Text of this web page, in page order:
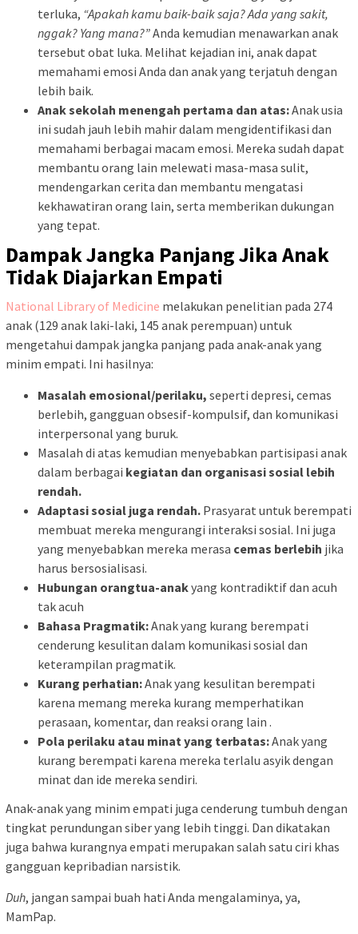
terluka, “Apakah kamu baik-baik saja? Ada yang sakit,
nggak? Yang mana?”Anda kemudian menawarkan anak
tersebut obat luka. Melihat kejadian ini, anak dapat
memahami emosi Anda dan anak yang terjatuh dengan
lebih baik.
Anak sekolah menengah pertama dan atas:Anak usia
ini sudah jauh lebih mahir dalam mengidentifikasi dan
memahami berbagai macam emosi. Mereka sudah dapat
membantu orang lain melewati masa-masa sulit,
mendengarkan cerita dan membantu mengatasi
kekhawatiran orang lain, serta memberikan dukungan
yang tepat.
Dampak Jangka Panjang Jika Anak
Tidak Diajarkan Empati
National Library of Medicine melakukan penelitian pada 274
anak (129 anak laki-laki, 145 anak perempuan) untuk
mengetahui dampak jangka panjang pada anak-anak yang
minim empati. Ini hasilnya:
Masalah emosional/perilaku, seperti depresi, cemas
berlebih, gangguan obsesif-kompulsif, dan komunikasi
interpersonal yang buruk.
Masalah di atas kemudian menyebabkan partisipasi anak
dalam berbagai kegiatan dan organisasi sosial lebih
rendah.
Adaptasi sosial juga rendah. Prasyarat untuk berempati
membuat mereka mengurangi interaksi sosial. Ini juga
yang menyebabkan mereka merasa cemas berlebih jika
harus bersosialisasi.
Hubungan orangtua-anakyang kontradiktif dan acuh
tak acuh
Bahasa Pragmatik:Anak yang kurang berempati
cenderung kesulitan dalam komunikasi sosial dan
keterampilan pragmatik.
Kurang perhatian:Anak yang kesulitan berempati
karena memang mereka kurang memperhatikan
perasaan, komentar, dan reaksi orang lain .
Pola perilaku atau minat yang terbatas:Anak yang
kurang berempati karena mereka terlalu asyik dengan
minat dan ide mereka sendiri.
Anak-anak yang minim empati juga cenderung tumbuh dengan
tingkat perundungan siber yang lebih tinggi. Dan dikatakan
juga bahwa kurangnya empati merupakan salah satu ciri khas
gangguan kepribadian narsistik.
Duh, jangan sampai buah hati Anda mengalaminya, ya,
MamPap.